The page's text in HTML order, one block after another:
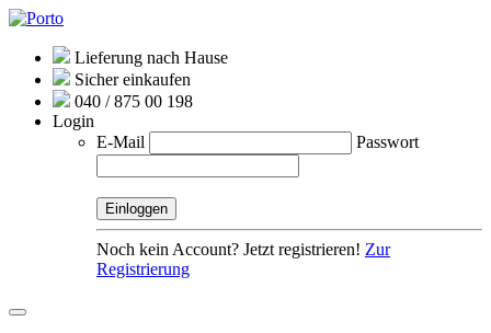
Lieferung nach Hause
Sicher einkaufen
040 / 875 00 198
Login
E-Mail
Passwort
Noch kein Account? Jetzt registrieren! Zur
Registrierung